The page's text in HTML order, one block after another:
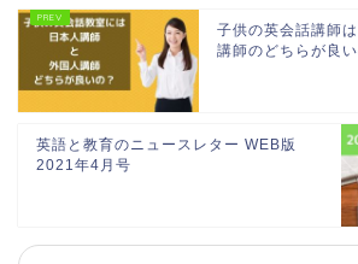
子供の英会話講師
講師のどちらが良い
英語と教育のニュースレター WEB版
2021年4月号